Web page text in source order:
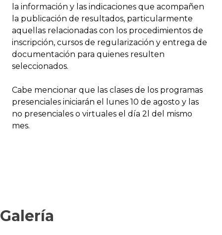
la información y las indicaciones que acompañen
la publicación de resultados, particularmente
aquellas relacionadas con los procedimientos de
inscripción, cursos de regularización y entrega de
documentación para quienes resulten
seleccionados.
Cabe mencionar que las clases de los programas
presenciales iniciarán el lunes 10 de agosto y las
no presenciales o virtuales el día 2l del mismo
mes.
Galería